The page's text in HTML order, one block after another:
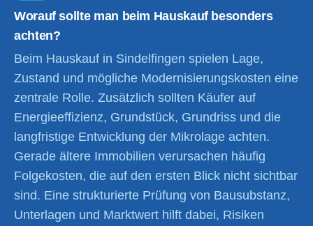
Worauf sollte man beim Hauskauf besonders
achten?
Beim Hauskauf in Sindelfingen spielen Lage,
Zustand und mögliche Modernisierungskosten eine
zentrale Rolle. Zusätzlich sollten Käufer auf
Energieeffizienz, Grundstück, Grundriss und die
langfristige Entwicklung der Mikrolage achten.
Gerade ältere Immobilien verursachen häufig
Folgekosten, die auf den ersten Blick nicht sichtbar
sind. Eine strukturierte Prüfung von Bausubstanz,
Unterlagen und Marktwert hilft dabei, Risiken